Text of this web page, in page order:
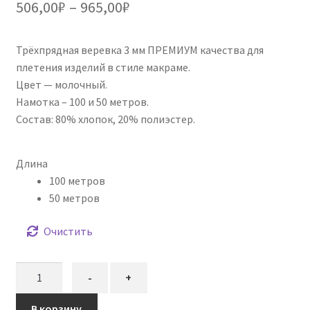
основе
пользовател
ей
506,00₽ – 965,00₽Диапазон
506,00₽
965,00₽
Трёхпрядная веревка 3 мм ПРЕМИУМ качества для
плетения изделий в стиле макраме.
Цвет — молочный.
Намотка – 100 и 50 метров.
Состав: 80% хлопок, 20% полиэстер.
Длина
100 метров
50 метров
Очистить
Трёхпрядная
- +